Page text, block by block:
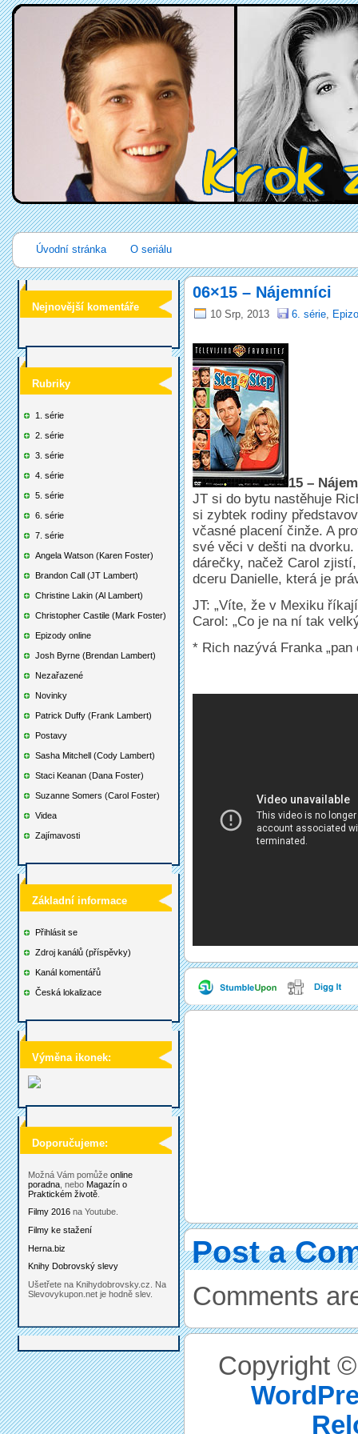
Úvodní stránka O seriálu
Nejnovější komentáře
Rubriky
1. série
2. série
3. série
4. série
5. série
6. série
7. série
Angela Watson (Karen Foster)
Brandon Call (JT Lambert)
Christine Lakin (Al Lambert)
Christopher Castile (Mark Foster)
Epizody online
Josh Byrne (Brendan Lambert)
Nezařazené
Novinky
Patrick Duffy (Frank Lambert)
Postavy
Sasha Mitchell (Cody Lambert)
Staci Keanan (Dana Foster)
Suzanne Somers (Carol Foster)
Videa
Zajímavosti
Základní informace
Přihlásit se
Zdroj kanálů (příspěvky)
Kanál komentářů
Česká lokalizace
Výměna ikonek:
Doporučujeme:
Možná Vám pomůže online
poradna , nebo Magazín o
Praktickém životě
Filmy 2016 na Youtube.
Filmy ke stažení
Herna.biz
Knihy Dobrovský slevy
Ušetřete na Knihydobrovsky.cz. Na
Slevovykupon.net je hodně slev.
06×15 – Nájemníci
10 Srp, 2013 6. série,
15 –
JT si do bytu nastěhuje
si zybtek rodiny
včasné placení činže. A
své věci v dešti na
dárečky, načež Carol
dceru Danielle, která je
JT: „Víte, že v Mexiku říkají
Carol: „Co je na ní tak
* Rich nazývá Franka „pan
Post a
Comments
Copyright